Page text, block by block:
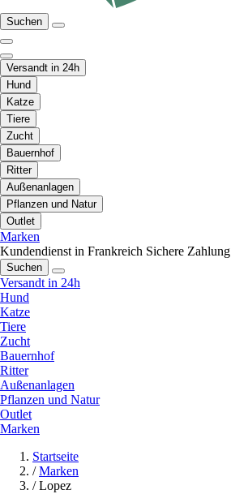
Suchen
Versandt in 24h
Hund
Katze
Tiere
Zucht
Bauernhof
Ritter
Außenanlagen
Pflanzen und Natur
Outlet
Marken
Kundendienst in Frankreich Sichere Zahlung
Suchen
Versandt in 24h
Hund
Katze
Tiere
Zucht
Bauernhof
Ritter
Außenanlagen
Pflanzen und Natur
Outlet
Marken
Startseite
/ Marken
/ Lopez